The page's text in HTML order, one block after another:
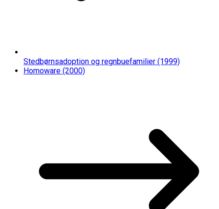
Stedbørnsadoption og regnbuefamilier (1999)
Homoware (2000)